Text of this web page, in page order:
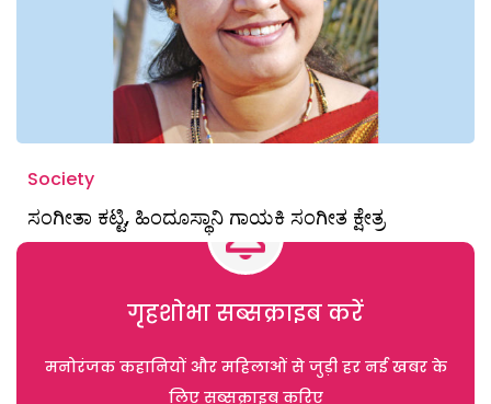
Society
ಸಂಗೀತಾ ಕಟ್ಟಿ, ಹಿಂದೂಸ್ಥಾನಿ ಗಾಯಕಿ ಸಂಗೀತ ಕ್ಷೇತ್ರ
गृहशोभा सब्सक्राइब करें
मनोरंजक कहानियों और महिलाओं से जुड़ी हर नई खबर के
लिए सब्सक्राइब करिए